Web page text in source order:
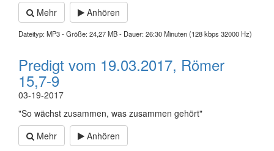
Mehr
Anhören
Dateityp: MP3 - Größe: 24,27 MB - Dauer: 26:30 Minuten (128 kbps 32000 Hz)
Predigt vom 19.03.2017, Römer
15,7-9
03-19-2017
"So wächst zusammen, was zusammen gehört"
Mehr
Anhören